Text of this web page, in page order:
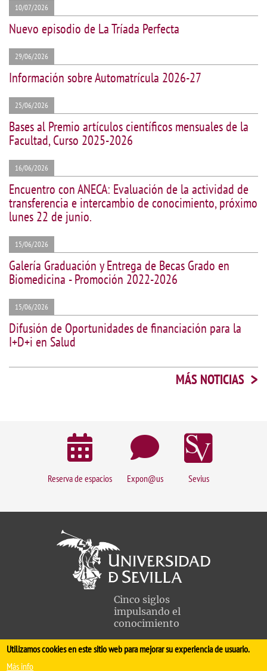
10/07/2026
Nuevo episodio de La Tríada Perfecta
29/06/2026
Información sobre Automatrícula 2026-27
25/06/2026
Bases al Premio artículos científicos mensuales de la
Facultad, Curso 2025-2026
16/06/2026
Encuentro con ANECA: Evaluación de la actividad de
transferencia e intercambio de conocimiento, próximo
lunes 22 de junio.
15/06/2026
Galería Graduación y Entrega de Becas Grado en
Biomedicina - Promoción 2022-2026
15/06/2026
Difusión de Oportunidades de financiación para la
I+D+i en Salud
MÁS NOTICIAS >
Reserva de espacios Expon@us Sevius
Cinco siglos
impulsando el
conocimiento
FACULTAD DE MEDICINA
Utilizamos cookies en este sitio web para mejorar su experiencia de usuario.
Más info